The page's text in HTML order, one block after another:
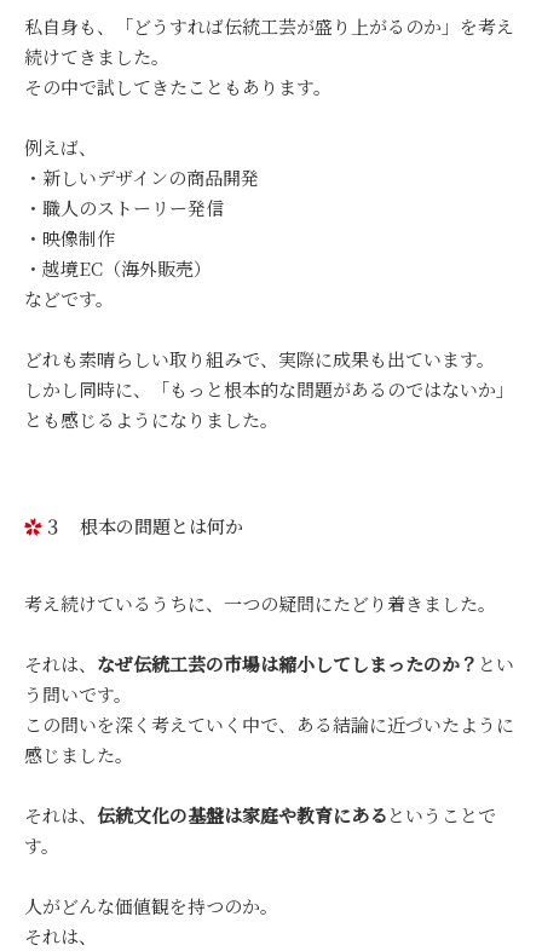
私自身も、「どうすれば伝統工芸が盛り上がるのか」を考え
続けてきました。
その中で試してきたこともあります。
例えば、
・新しいデザインの商品開発
・職人のストーリー発信
・映像制作
・越境EC（海外販売）
などです。
どれも素晴らしい取り組みで、実際に成果も出ています。
しかし同時に、「もっと根本的な問題があるのではないか」
とも感じるようになりました。
３ 根本の問題とは何か
考え続けているうちに、一つの疑問にたどり着きました。
それは、 なぜ伝統工芸の市場は縮小してしまったのか？ とい
う問いです。
この問いを深く考えていく中で、ある結論に近づいたように
感じました。
それは、 伝統文化の基盤は家庭や教育にあるということで
す。
人がどんな価値観を持つのか。
それは、